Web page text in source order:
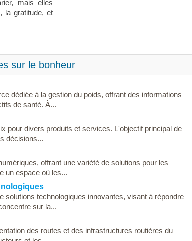
mais elles
la gratitude, et
sur le bonheur
dédiée à la gestion du poids, offrant des informations
de santé. À...
pour divers produits et services. L'objectif principal de
décisions...
offrant une variété de solutions pour les
un espace où les...
solutions technologiques innovantes, visant à répondre
sur la...
des routes et des infrastructures routières du